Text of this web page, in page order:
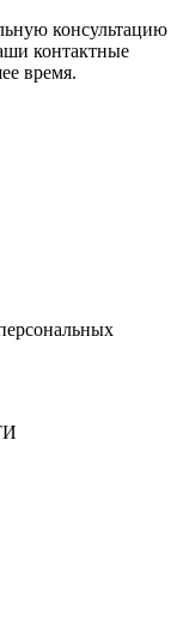
консультацию
контактные
время.